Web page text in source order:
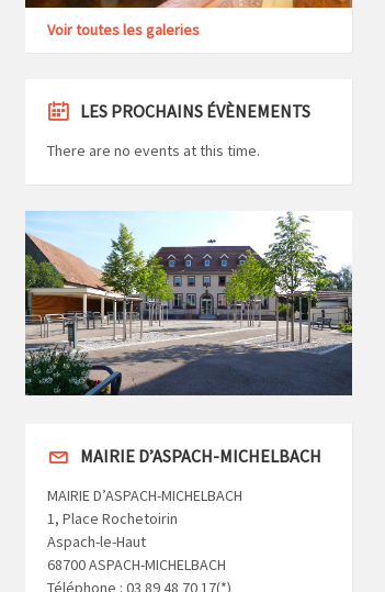
Voir toutes les galeries
LES PROCHAINS ÉVÈNEMENTS
There are no events at this time.
MAIRIE D’ASPACH-MICHELBACH
MAIRIE D’ASPACH-MICHELBACH
1, Place Rochetoirin
Aspach-le-Haut
68700 ASPACH-MICHELBACH
Téléphone : 03 89 48 70 17(*)